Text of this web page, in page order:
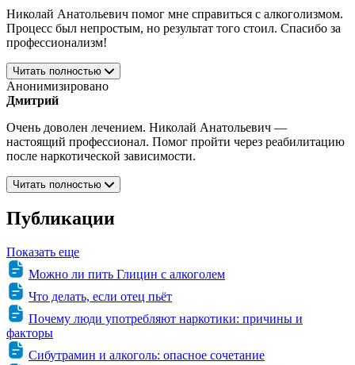
Николай Анатольевич помог мне справиться с алкоголизмом.
Процесс был непростым, но результат того стоил. Спасибо за
профессионализм!
Читать полностью
Анонимизировано
Дмитрий
Очень доволен лечением. Николай Анатольевич —
настоящий профессионал. Помог пройти через реабилитацию
после наркотической зависимости.
Читать полностью
Публикации
Показать еще
Можно ли пить Глицин с алкоголем
Что делать, если отец пьёт
Почему люди употребляют наркотики: причины и
факторы
Сибутрамин и алкоголь: опасное сочетание